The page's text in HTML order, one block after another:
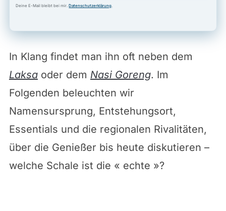
Deine E-Mail bleibt bei mir.Datenschutzerklärung
In Klang findet man ihn oft neben dem
Laksaoder dem Nasi Goreng. Im
Folgenden beleuchten wir
Namensursprung, Entstehungsort,
Essentials und die regionalen Rivalitäten,
über die Genießer bis heute diskutieren –
welche Schale ist die « echte »?